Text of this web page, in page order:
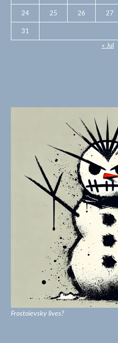
24 25 26 27
31
« Jul
Frostoïevsky lives?